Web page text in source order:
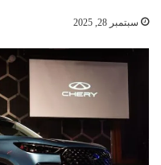
سبتمبر 28, 2025